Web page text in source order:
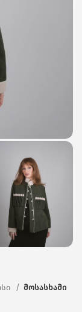
მოსასხამი